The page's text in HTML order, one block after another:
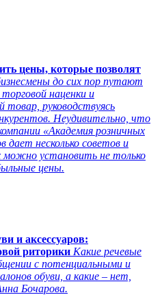
цены, которые позволят
до сих пор путают
наценки и
товар, руководствуясь
Неудивительно, что
«Академия розничных
дает несколько советов и
установить не только
цены.
и аксессуаров:
риторики Какие речевые
с потенциальными и
обуви, а какие – нет,
Бочарова.